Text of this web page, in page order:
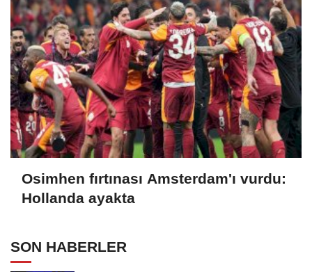
Osimhen fırtınası Amsterdam'ı vurdu:
Hollanda ayakta
SON HABERLER